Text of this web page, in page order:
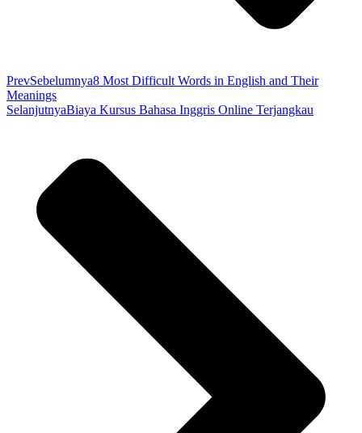
PrevSebelumnya8 Most Difficult Words in English and Their
Meanings
SelanjutnyaBiaya Kursus Bahasa Inggris Online Terjangkau